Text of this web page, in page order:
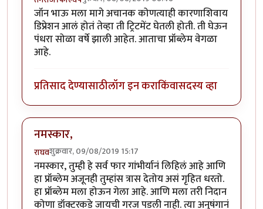
जॉन भाऊ मला मागे अचानक कोणत्याही कारणाशिवाय
डिप्रेशन आलं होतं तेव्हा ती ट्रिटमेंट घेतली होती. ती घेऊन
पंधरा सोळा वर्षे झाली आहेत. आताचा प्रॉब्लेम वेगळा
आहे.
प्रतिसाद देण्यासाठीलॉग इन कराकिंवासदस्य व्हा
नमस्कार,
राघवशुक्रवार, 09/08/2019 15:17
नमस्कार, तुम्ही हे सर्व फार गांभीर्यानं लिहिलं आहे आणि
हा प्रॉब्लेम अजूनही तुम्हांस त्रास देतोय असं गृहित धरतो.
हा प्रॉब्लेम मला होऊन गेला आहे. आणि मला तरी निदान
कोणा डॉक्टरकडे जायची गरज पडली नाही. त्या अनुषंगानं